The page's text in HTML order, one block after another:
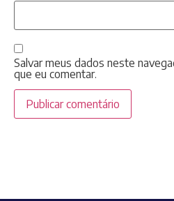
Salvar meus dados neste
que eu comentar.